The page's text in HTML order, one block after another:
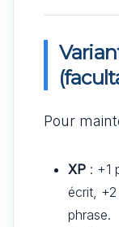
Pour
XP : +1
écrit, +2
phrase.